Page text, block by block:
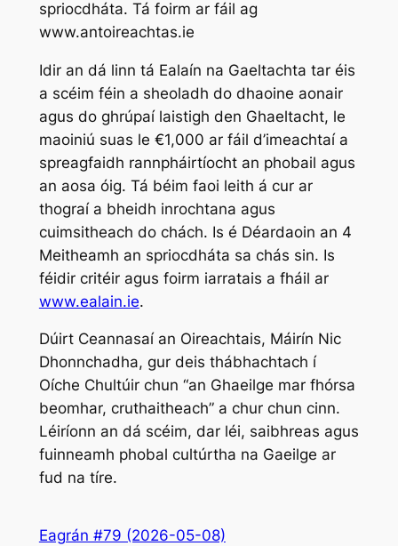
spriocdháta. Tá foirm ar fáil ag
www.antoireachtas.ie
Idir an dá linn tá Ealaín na Gaeltachta tar éis
a scéim féin a sheoladh do dhaoine aonair
agus do ghrúpaí laistigh den Ghaeltacht, le
maoiniú suas le €1,000 ar fáil d’imeachtaí a
spreagfaidh rannpháirtíocht an phobail agus
an aosa óig. Tá béim faoi leith á cur ar
thograí a bheidh inrochtana agus
cuimsitheach do chách. Is é Déardaoin an 4
Meitheamh an spriocdháta sa chás sin. Is
féidir critéir agus foirm iarratais a fháil ar
www.ealain.ie.
Dúirt Ceannasaí an Oireachtais, Máirín Nic
Dhonnchadha, gur deis thábhachtach í
Oíche Chultúir chun “an Ghaeilge mar fhórsa
beomhar, cruthaitheach” a chur chun cinn.
Léiríonn an dá scéim, dar léi, saibhreas agus
fuinneamh phobal cultúrtha na Gaeilge ar
fud na tíre.
Eagrán #79 (2026-05-08)